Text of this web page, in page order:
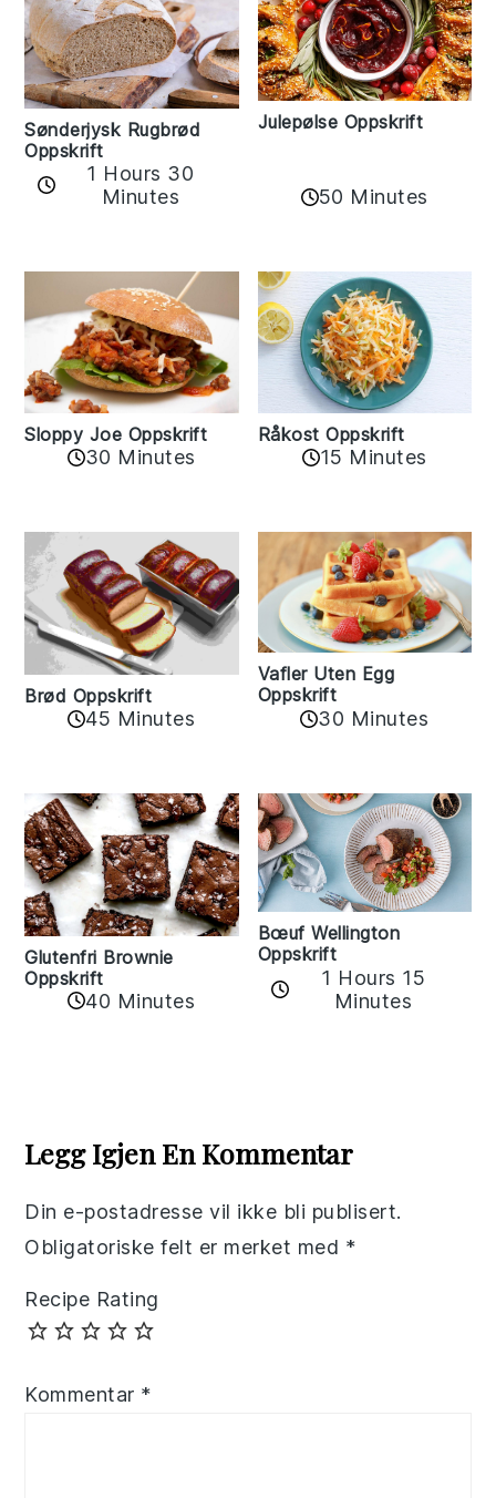
Sønderjysk Rugbrød
Oppskrift
1 Hours 30
Minutes
Julepølse Oppskrift
50 Minutes
Sloppy Joe Oppskrift
30 Minutes
Råkost Oppskrift
15 Minutes
Brød Oppskrift
45 Minutes
Vafler Uten Egg
Oppskrift
30 Minutes
Glutenfri Brownie
Oppskrift
40 Minutes
Bœuf Wellington
Oppskrift
1 Hours 15
Minutes
Interactions
Legg Igjen En Kommentar
Din e-postadresse vil ikke bli publisert.
Obligatoriske felt er merket med *
Recipe Rating
Kommentar *